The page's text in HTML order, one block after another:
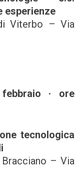
esperienze
Viterbo – Via
· ore
tecnologica
– Via